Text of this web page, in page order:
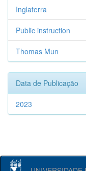
Inglaterra
Public instruction
Thomas Mun
Data de Publicação
2023